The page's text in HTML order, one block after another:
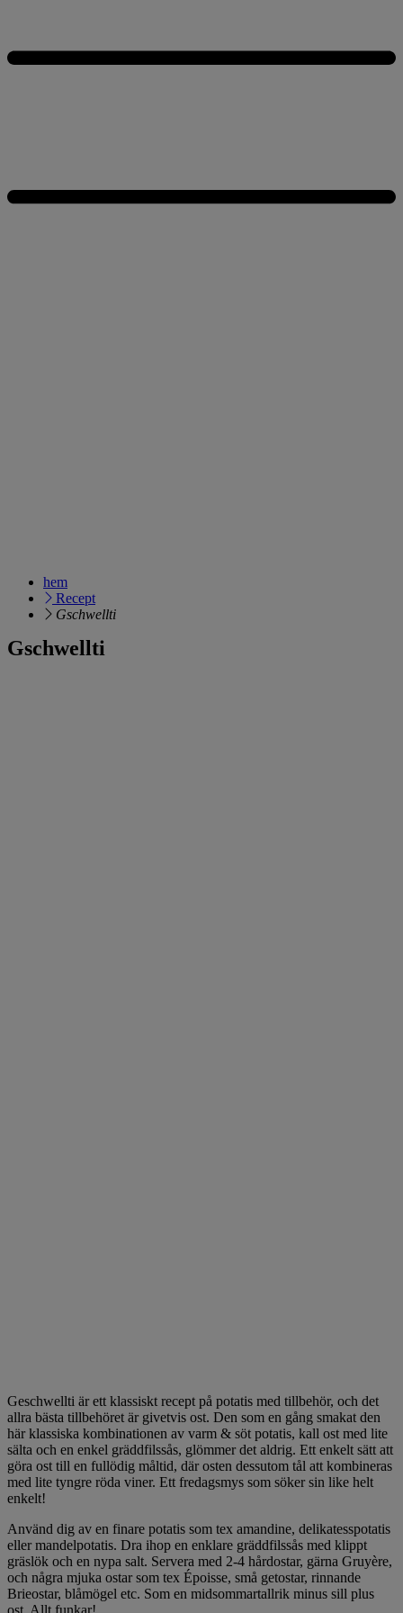
hem
Recept
Gschwellti
Gschwellti
Geschwellti är ett klassiskt recept på potatis med tillbehör, och det
allra bästa tillbehöret är givetvis ost. Den som en gång smakat den
här klassiska kombinationen av varm & söt potatis, kall ost med lite
sälta och en enkel gräddfilssås, glömmer det aldrig. Ett enkelt sätt att
göra ost till en fullödig måltid, där osten dessutom tål att kombineras
med lite tyngre röda viner. Ett fredagsmys som söker sin like helt
enkelt!
Använd dig av en finare potatis som tex amandine, delikatesspotatis
eller mandelpotatis. Dra ihop en enklare gräddfilssås med klippt
gräslök och en nypa salt. Servera med 2-4 hårdostar, gärna Gruyère,
och några mjuka ostar som tex Époisse, små getostar, rinnande
Brieostar, blåmögel etc. Som en midsommartallrik minus sill plus
ost. Allt funkar!